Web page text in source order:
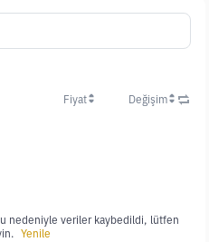
Fiyat Değişim
nedeniyle veriler kaybedildi, lütfen
Yenile